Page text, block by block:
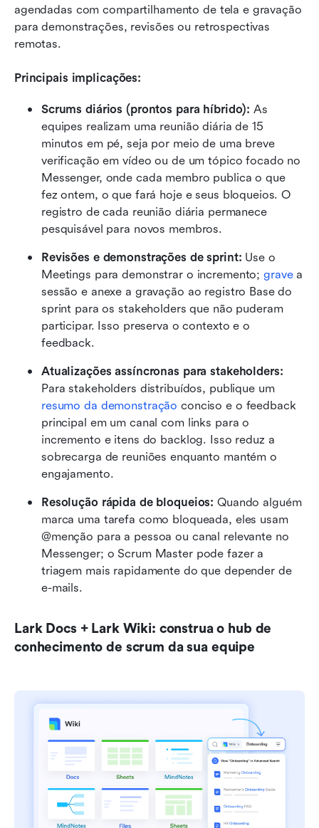
agendadas com compartilhamento de tela e gravação
para demonstrações, revisões ou retrospectivas
remotas.
Principais implicações:
Scrums diários (prontos para híbrido): As
equipes realizam uma reunião diária de 15
minutos em pé, seja por meio de uma breve
verificação em vídeo ou de um tópico focado no
Messenger, onde cada membro publica o que
fez ontem, o que fará hoje e seus bloqueios. O
registro de cada reunião diária permanece
pesquisável para novos membros.
Revisões e demonstrações de sprint: Use o
Meetings para demonstrar o incremento; grave a
sessão e anexe a gravação ao registro Base do
sprint para os stakeholders que não puderam
participar. Isso preserva o contexto e o
feedback.
Atualizações assíncronas para stakeholders:
Para stakeholders distribuídos, publique um
resumo da demonstração conciso e o feedback
principal em um canal com links para o
incremento e itens do backlog. Isso reduz a
sobrecarga de reuniões enquanto mantém o
engajamento.
Resolução rápida de bloqueios: Quando alguém
marca uma tarefa como bloqueada, eles usam
@menção para a pessoa ou canal relevante no
Messenger; o Scrum Master pode fazer a
triagem mais rapidamente do que depender de
e-mails.
Lark Docs + Lark Wiki: construa o hub de
conhecimento de scrum da sua equipe